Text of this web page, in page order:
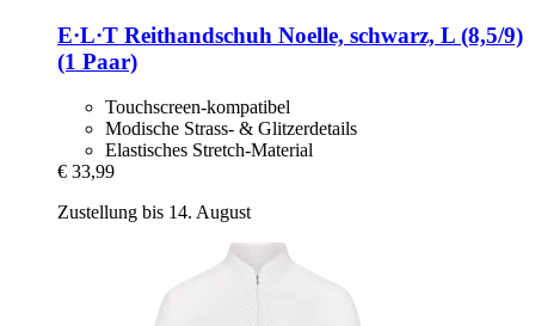
E·L·T Reithandschuh Noelle, schwarz, L (8,5/9)
(1 Paar)
Touchscreen-kompatibel
Modische Strass- & Glitzerdetails
Elastisches Stretch-Material
€ 33,99
Zustellung bis 14. August